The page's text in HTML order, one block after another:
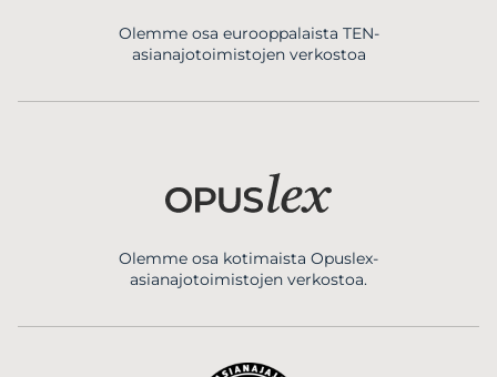
Olemme osa eurooppalaista TEN-
asianajotoimistojen verkostoa
Olemme osa kotimaista Opuslex-
asianajotoimistojen verkostoa.